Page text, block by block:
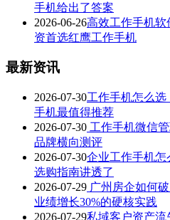
手机给出了答案
2026-06-26高效工作手机软
资首选红鹰工作手机
最新资讯
2026-07-30工作手机怎么
手机最值得推荐
2026-07-30 工作手机微信
品牌横向测评
2026-07-30企业工作手机
选购指南讲透了
2026-07-29 广州房企如何
业绩增长30%的硬核实践
2026-07-29私域客户资产流